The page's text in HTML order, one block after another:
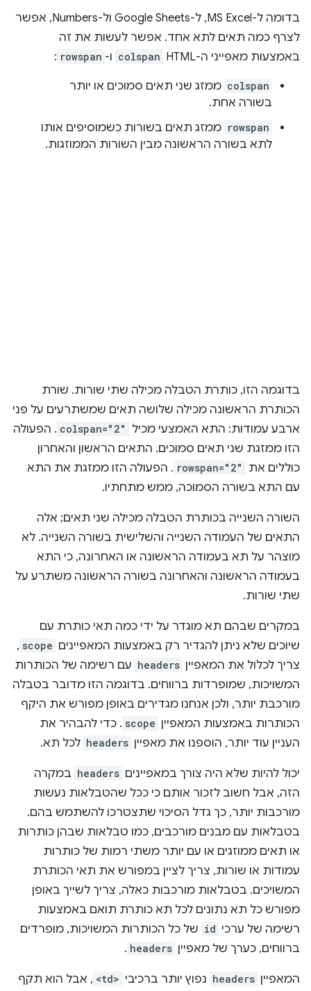
בדומה ל-MS Excel, ל-Google Sheets ול-Numbers, אפשר
לצרף כמה תאים לתא אחד. אפשר לעשות את זה
באמצעות מאפייני ה-HTML‏
colspan ו- rowspan
:
colspan ממזג שני תאים סמוכים או יותר
בשורה אחת.
rowspan ממזג תאים בשורות כשמוסיפים אותו
לתא בשורה הראשונה מבין השורות הממוזגות.
בדוגמה הזו, כותרת הטבלה מכילה שתי שורות. שורת
הכותרת הראשונה מכילה שלושה תאים שמשתרעים על פני
ארבע עמודות: התא האמצעי מכיל
colspan="2" . הפעולה
הזו ממזגת שני תאים סמוכים. התאים הראשון והאחרון
כוללים את
rowspan="2" . הפעולה הזו ממזגת את התא
עם התא בשורה הסמוכה, ממש מתחתיו.
השורה השנייה בכותרת הטבלה מכילה שני תאים; אלה
התאים של העמודה השנייה והשלישית בשורה השנייה. לא
מוצהר על תא בעמודה הראשונה או האחרונה, כי התא
בעמודה הראשונה והאחרונה בשורה הראשונה משתרע על
שתי שורות.
במקרים שבהם תא מוגדר על ידי כמה תאי כותרת עם
שיוכים שלא ניתן להגדיר רק באמצעות המאפיינים scope
,
צריך לכלול את המאפיין headers עם רשימה של הכותרות
המשויכות, שמופרדות ברווחים. בדוגמה הזו מדובר בטבלה
מורכבת יותר, ולכן אנחנו מגדירים באופן מפורש את היקף
הכותרות באמצעות המאפיין scope . כדי להבהיר את
העניין עוד יותר, הוספנו את מאפיין headers לכל תא.
יכול להיות שלא היה צורך במאפיינים headers במקרה
הזה, אבל חשוב לזכור אותם כי ככל שהטבלאות נעשות
מורכבות יותר, כך גדל הסיכוי שתצטרכו להשתמש בהם.
בטבלאות עם מבנים מורכבים, כמו טבלאות שבהן כותרות
או תאים ממוזגים או עם יותר משתי רמות של כותרות
עמודות או שורות, צריך לציין במפורש את תאי הכותרת
המשויכים. בטבלאות מורכבות כאלה, צריך לשייך באופן
מפורש כל תא נתונים לכל תא כותרת תואם באמצעות
רשימה של ערכי id של כל הכותרות המשויכות, מופרדים
ברווחים, כערך של מאפיין headers
.
המאפיין headers נפוץ יותר ברכיבי <td> , אבל הוא תקף